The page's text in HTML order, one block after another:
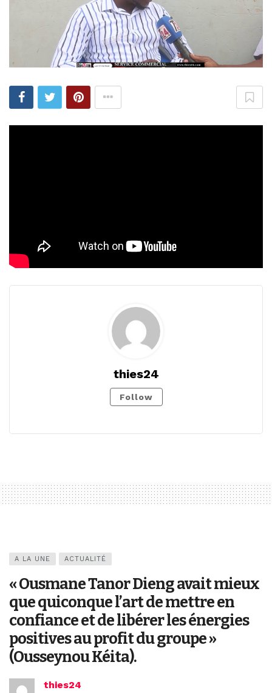
thies24
Follow
A LA UNE ACTUALITÉ
« Ousmane Tanor Dieng avait mieux
que quiconque l’art de mettre en
confiance et de libérer les énergies
positives au profit du groupe »
(Ousseynou Kéita).
thies24